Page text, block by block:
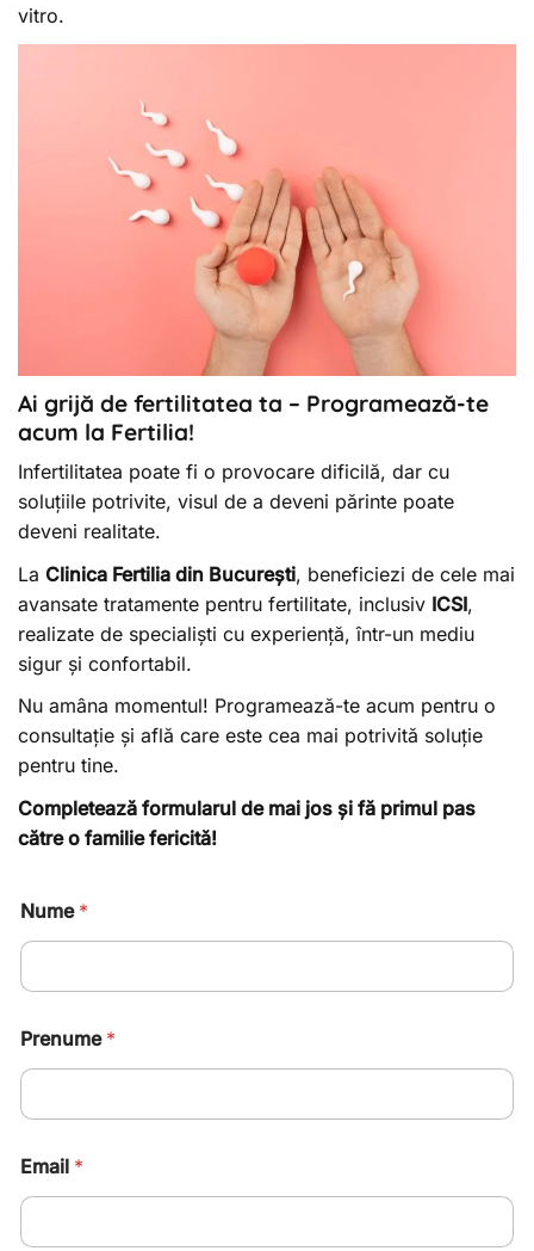
vitro.
Ai grijă de fertilitatea ta – Programează-te
acum la Fertilia!
Infertilitatea poate fi o provocare dificilă, dar cu
soluțiile potrivite, visul de a deveni părinte poate
deveni realitate.
La Clinica Fertilia din București, beneficiezi de cele mai
avansate tratamente pentru fertilitate, inclusiv ICSI,
realizate de specialiști cu experiență, într-un mediu
sigur și confortabil.
Nu amâna momentul! Programează-te acum pentru o
consultație și află care este cea mai potrivită soluție
pentru tine.
Completează formularul de mai jos și fă primul pas
către o familie fericită!
Nume *
Prenume *
Email *